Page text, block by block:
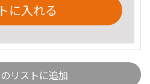
に入れる
リストに追加